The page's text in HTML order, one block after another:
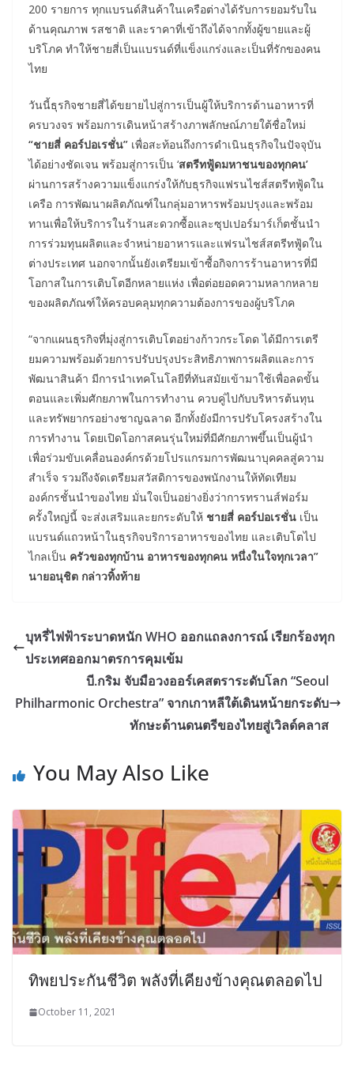
200 รายการ ทุกแบรนด์สินค้าในเครือต่างได้รับการยอมรับใน
ด้านคุณภาพ รสชาติ และราคาที่เข้าถึงได้จากทั้งผู้ขายและผู้
บริโภค ทำให้ชายสี่เป็นแบรนด์ที่แข็งแกร่งและเป็นที่รักของคน
ไทย
วันนี้ธุรกิจชายสี่ได้ขยายไปสู่การเป็นผู้ให้บริการด้านอาหารที่
ครบวงจร พร้อมการเดินหน้าสร้างภาพลักษณ์ภายใต้ชื่อใหม่
“ชายสี่ คอร์ปอเรชั่น” เพื่อสะท้อนถึงการดำเนินธุรกิจในปัจจุบัน
ได้อย่างชัดเจน พร้อมสู่การเป็น ‘สตรีทฟู้ดมหาชนของทุกคน’
ผ่านการสร้างความแข็งแกร่งให้กับธุรกิจแฟรนไชส์สตรีทฟู้ดใน
เครือ การพัฒนาผลิตภัณฑ์ในกลุ่มอาหารพร้อมปรุงและพร้อม
ทานเพื่อให้บริการในร้านสะดวกซื้อและซุปเปอร์มาร์เก็ตชั้นนำ
การร่วมทุนผลิตและจำหน่ายอาหารและแฟรนไชส์สตรีทฟู้ดใน
ต่างประเทศ นอกจากนั้นยังเตรียมเข้าซื้อกิจการร้านอาหารที่มี
โอกาสในการเติบโตอีกหลายแห่ง เพื่อต่อยอดความหลากหลาย
ของผลิตภัณฑ์ให้ครอบคลุมทุกความต้องการของผู้บริโภค
“จากแผนธุรกิจที่มุ่งสู่การเติบโตอย่างก้าวกระโดด ได้มีการเตรี
ยมความพร้อมด้วยการปรับปรุงประสิทธิภาพการผลิตและการ
พัฒนาสินค้า มีการนำเทคโนโลยีที่ทันสมัยเข้ามาใช้เพื่อลดขั้น
ตอนและเพิ่มศักยภาพในการทำงาน ควบคู่ไปกับบริหารต้นทุน
และทรัพยากรอย่างชาญฉลาด อีกทั้งยังมีการปรับโครงสร้างใน
การทำงาน โดยเปิดโอกาสคนรุ่นใหม่ที่มีศักยภาพขึ้นเป็นผู้นำ
เพื่อร่วมขับเคลื่อนองค์กรด้วยโปรแกรมการพัฒนาบุคคลสู่ความ
สำเร็จ รวมถึงจัดเตรียมสวัสดิการของพนักงานให้ทัดเทียม
องค์กรชั้นนำของไทย มั่นใจเป็นอย่างยิ่งว่าการทรานส์ฟอร์ม
ครั้งใหญ่นี้ จะส่งเสริมและยกระดับให้ ชายสี่ คอร์ปอเรชั่น เป็น
แบรนด์แถวหน้าในธุรกิจบริการอาหารของไทย และเติบโตไป
ไกลเป็น ครัวของทุกบ้าน อาหารของทุกคน หนึ่งในใจทุกเวลา”
นายอนุชิต กล่าวทิ้งท้าย
บุหรี่ไฟฟ้าระบาดหนัก WHO ออกแถลงการณ์ เรียกร้องทุก
ประเทศออกมาตรการคุมเข้ม
บี.กริม จับมือวงออร์เคสตราระดับโลก “Seoul
Philharmonic Orchestra” จากเกาหลีใต้เดินหน้ายกระดับ
ทักษะด้านดนตรีของไทยสู่เวิลด์คลาส
You May Also Like
ทิพยประกันชีวิต พลังที่เคียงข้างคุณตลอดไป
October 11, 2021